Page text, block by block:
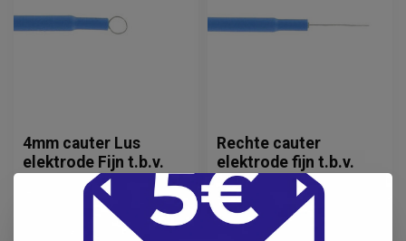
4mm cauter Lus
elektrode Fijn t.b.v.
Diatrom 50-D /
Diatermo 106
Rechte cauter
elektrode fijn t.b.v.
Diatrom 50-D /
Diatermo 106